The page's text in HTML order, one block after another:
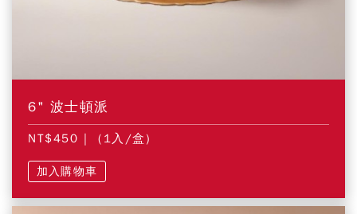
6" 波士頓派
NT$450 | (1入/盒)
加入購物車